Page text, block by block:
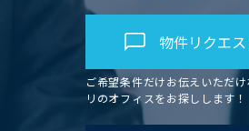
物件リクエス
ご希望条件だけお伝えいただ
リのオフィスをお探しします！